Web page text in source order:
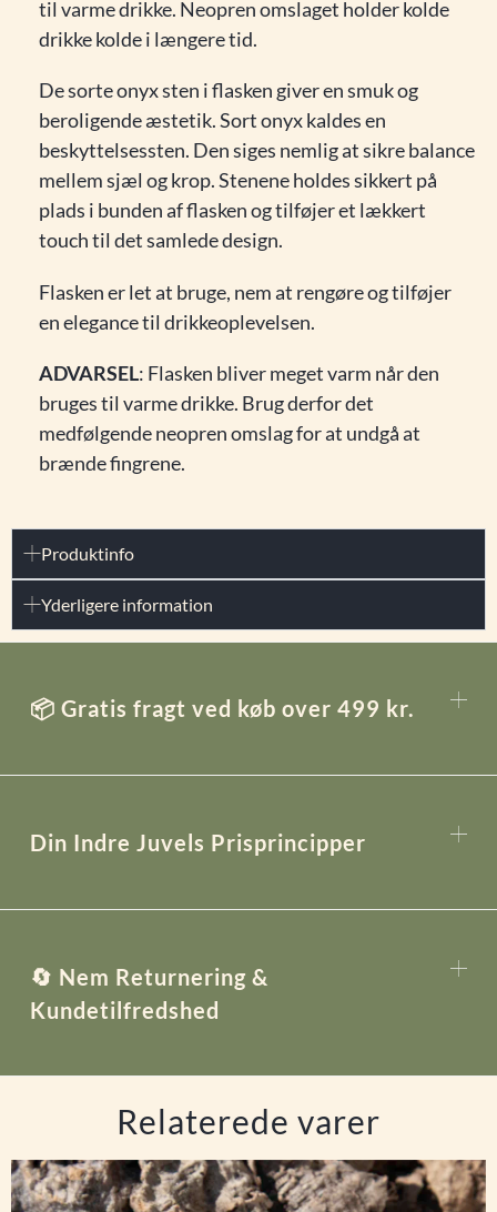
til varme drikke. Neopren omslaget holder kolde
drikke kolde i længere tid.
De sorte onyx sten i flasken giver en smuk og
beroligende æstetik. Sort onyx kaldes en
beskyttelsessten. Den siges nemlig at sikre balance
mellem sjæl og krop. Stenene holdes sikkert på
plads i bunden af flasken og tilføjer et lækkert
touch til det samlede design.
Flasken er let at bruge, nem at rengøre og tilføjer
en elegance til drikkeoplevelsen.
ADVARSEL: Flasken bliver meget varm når den
bruges til varme drikke. Brug derfor det
medfølgende neopren omslag for at undgå at
brænde fingrene.
Produktinfo
Yderligere information
📦 Gratis fragt ved køb over 499 kr.
Din Indre Juvels Prisprincipper
🔄 Nem Returnering &
Kundetilfredshed
Relaterede varer